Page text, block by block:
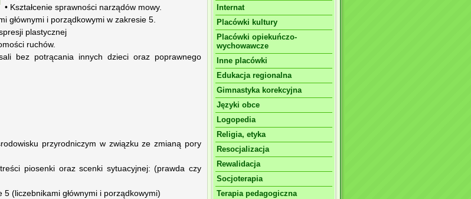
• Kształcenie sprawności narządów mowy.
głównymi i porządkowymi w zakresie 5.
plastycznej
ruchów.
bez potrącania innych dzieci oraz poprawnego
przyrodniczym w związku ze zmianą pory
piosenki oraz scenki sytuacyjnej: (prawda czy
(liczebnikami głównymi i porządkowymi)
Internat
Placówki kultury
Placówki opiekuńczo-
wychowawcze
Inne placówki
Edukacja regionalna
Gimnastyka korekcyjna
Języki obce
Logopedia
Religia, etyka
Resocjalizacja
Rewalidacja
Socjoterapia
Terapia pedagogiczna